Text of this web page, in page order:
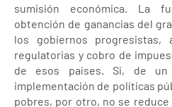
sumisión económica. La
obtención de ganancias del
los gobiernos
regulatorias y cobro de
de esos países. Si, de
implementación de políticas
pobres, por otro, no se